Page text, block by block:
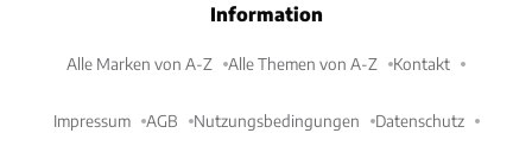
Information
Alle Marken von A-Z Alle Themen von A-Z Kontakt
Impressum AGB Nutzungsbedingungen Datenschutz